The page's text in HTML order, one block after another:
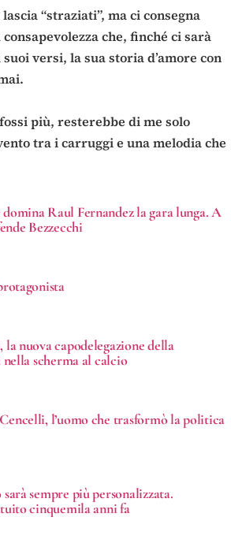
“straziati”, ma ci consegna
che, finché ci sarà
versi, la sua storia d’amore con
più, resterebbe di me solo
tra i carruggi e una melodia che
Raul Fernandez la gara lunga. A
Bezzecchi
nuova capodelegazione della
nella scherma al calcio
l’uomo che trasformò la politica
sempre più personalizzata.
cinquemila anni fa